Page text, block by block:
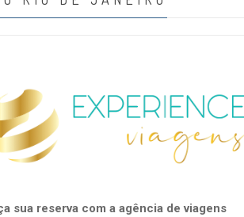
sua reserva com a agência de viagens